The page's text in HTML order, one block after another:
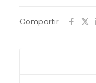
Compartir